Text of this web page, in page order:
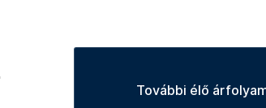
További élő